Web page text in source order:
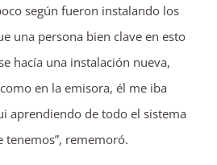
según fueron instalando los
una persona bien clave en esto
hacía una instalación nueva,
en la emisora, él me iba
aprendiendo de todo el sistema
tenemos”, rememoró.